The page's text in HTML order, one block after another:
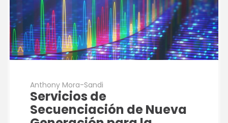
Anthony Mora-Sandi
Servicios de
Secuenciación de Nueva